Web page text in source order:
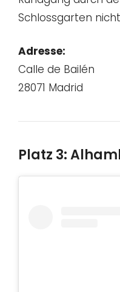
Schlossgarten
Adresse:
Calle de Bailén
28071 Madrid
Platz 3: